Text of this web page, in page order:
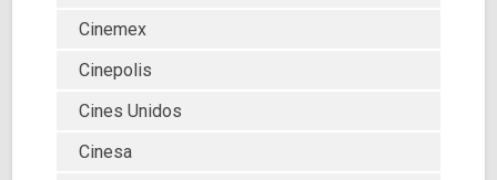
Cinemex
Cinepolis
Cines Unidos
Cinesa